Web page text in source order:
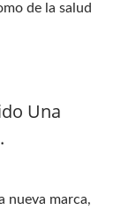
de la salud
Una
nueva marca,